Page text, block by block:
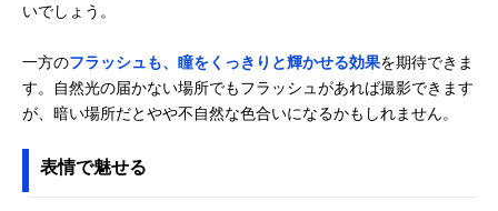
いでしょう。
一方のフラッシュも、瞳をくっきりと輝かせる効果を期待できま
す。自然光の届かない場所でもフラッシュがあれば撮影できます
が、暗い場所だとやや不自然な色合いになるかもしれません。
表情で魅せる